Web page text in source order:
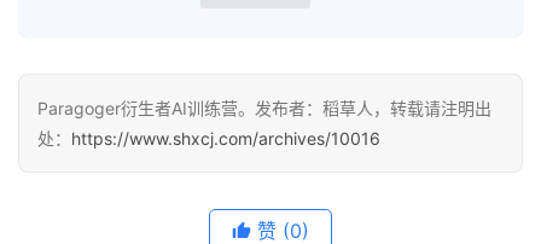
Paragoger衍生者AI训练营。发布者：稻草人，转载请注明出
处： https://www.shxcj.com/archives/10016
赞 (0)